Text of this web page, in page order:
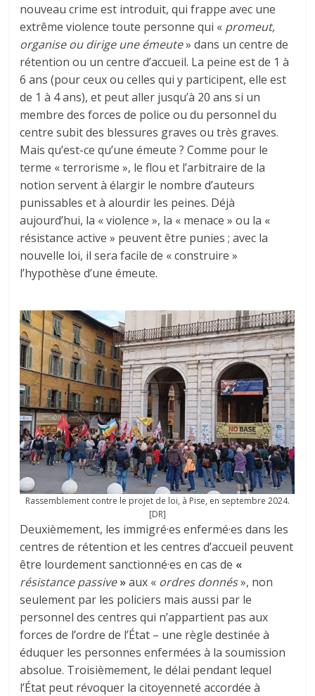
nouveau crime est introduit, qui frappe avec une
extrême violence toute personne qui « promeut,
organise ou dirige une émeute» dans un centre de
rétention ou un centre d’accueil. La peine est de 1 à
6 ans (pour ceux ou celles qui y participent, elle est
de 1 à 4 ans), et peut aller jusqu’à 20 ans si un
membre des forces de police ou du personnel du
centre subit des blessures graves ou très graves.
Mais qu’est-ce qu’une émeute ? Comme pour le
terme « terrorisme », le flou et l’arbitraire de la
notion servent à élargir le nombre d’auteurs
punissables et à alourdir les peines. Déjà
aujourd’hui, la « violence », la « menace » ou la «
résistance active » peuvent être punies ; avec la
nouvelle loi, il sera facile de « construire »
l’hypothèse d’une émeute.
Rassemblement contre le projet de loi, à Pise, en septembre 2024.
[DR]
Deuxièmement, les immigré·es enfermé·es dans les
centres de rétention et les centres d’accueil peuvent
être lourdement sanctionné·es en cas de «
résistance passive»aux « ordres donnés», non
seulement par les policiers mais aussi par le
personnel des centres qui n’appartient pas aux
forces de l’ordre de l’État – une règle destinée à
éduquer les personnes enfermées à la soumission
absolue. Troisièmement, le délai pendant lequel
l’État peut révoquer la citoyenneté accordée à